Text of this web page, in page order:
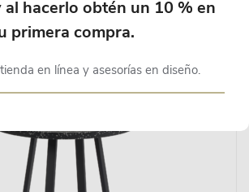
hacerlo obtén un 10 % en
primera compra.
en línea y asesorías en diseño.